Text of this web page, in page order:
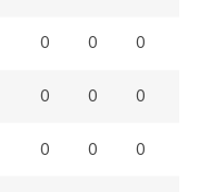
0 0 0
0 0 0
0 0 0